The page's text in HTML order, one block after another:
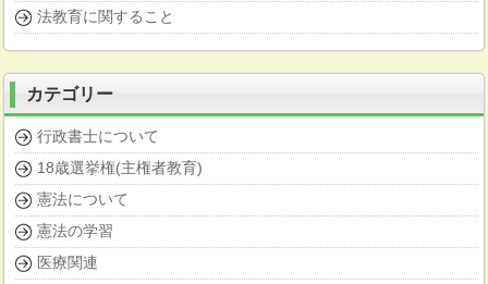
法教育に関すること
カテゴリー
行政書士について
18歳選挙権(主権者教育)
憲法について
憲法の学習
医療関連